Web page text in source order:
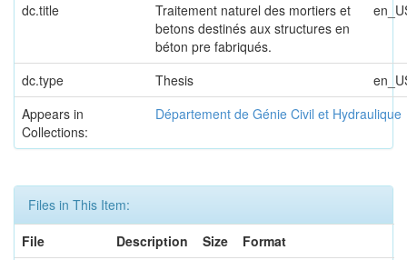
dc.title
Traitement naturel des mortiers et
betons destinés aux structures en
béton pre fabriqués.
dc.type Thesis
Appears in
Collections:
Département de Génie Civil et Hydraulique
Files in This Item:
File
Description Size Format